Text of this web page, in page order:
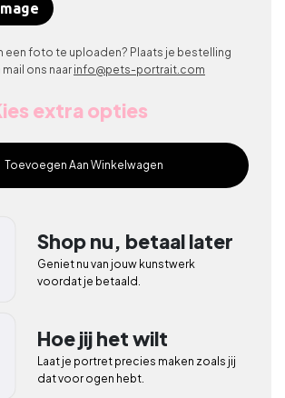
een foto te uploaden? Plaats je bestelling
ons naar info@pets-portrait.com
extra opties
Toevoegen Aan Winkelwagen
Shop nu, betaal later
Geniet nu van jouw kunstwerk
voordat je betaald.
Hoe jij het wilt
Laat je portret precies maken zoals jij
dat voor ogen hebt.